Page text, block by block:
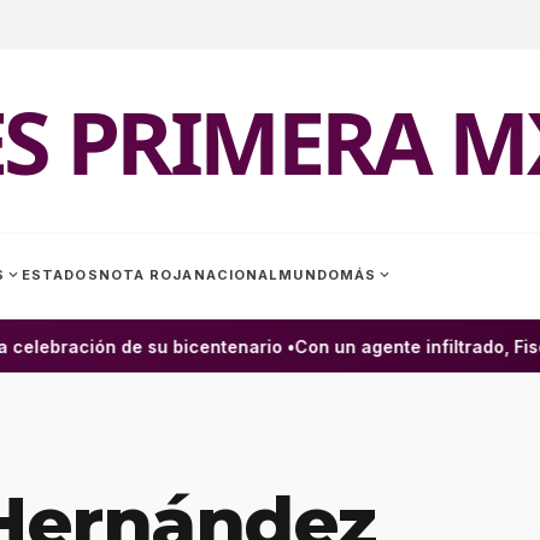
PRIMERA
expand_more ESTADOS NOTA ROJA NACIONAL MUNDOMÁS expand_more
de su bicentenario •Con un agente infiltrado,